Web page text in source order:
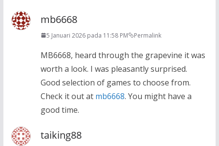
mb6668
5 Januari 2026 pada 11:58 PM Permalink
MB6668, heard through the grapevine it was
worth a look. I was pleasantly surprised.
Good selection of games to choose from.
Check it out at mb6668. You might have a
good time.
taiking88